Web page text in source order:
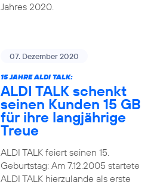
Jahres 2020.
07. Dezember 2020
15 JAHRE ALDI TALK:
ALDI TALK schenkt
seinen Kunden 15 GB
für ihre langjährige
Treue
ALDI TALK feiert seinen 15.
Geburtstag: Am 7.12.2005 startete
ALDI TALK hierzulande als erste